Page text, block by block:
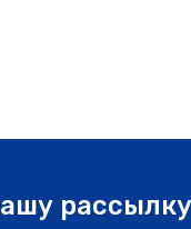
рассылку